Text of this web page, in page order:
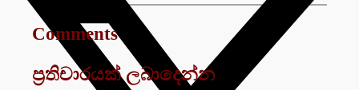
Comments
ප්‍රතිචාරයක් ලබාදෙන්න